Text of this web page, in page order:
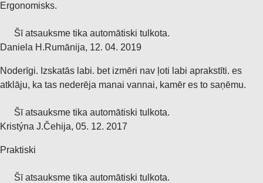
Ergonomisks.
Šī atsauksme tika automātiski tulkota.
Daniela H.Rumānija, 12. 04. 2019
Noderīgi. Izskatās labi. bet izmēri nav ļoti labi aprakstīti. es
atklāju, ka tas nederēja manai vannai, kamēr es to saņēmu.
Šī atsauksme tika automātiski tulkota.
Kristýna J.Čehija, 05. 12. 2017
Praktiski
Šī atsauksme tika automātiski tulkota.